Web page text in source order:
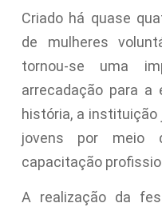
Criado há quase
de mulheres
tornou-se uma
arrecadação para a
história, a instituição
jovens por meio
capacitação
A realização da